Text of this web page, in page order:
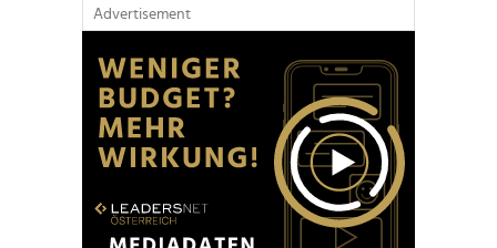
Advertisement